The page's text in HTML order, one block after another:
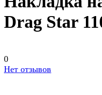
Drag Star
0
Нет отзывов